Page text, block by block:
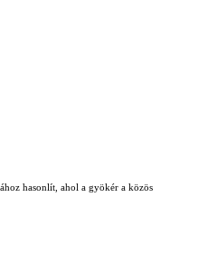
hasonlít, ahol a gyökér a közös